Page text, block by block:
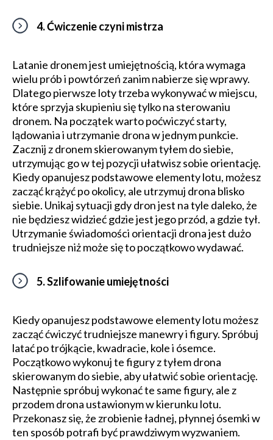
4. Ćwiczenie czyni mistrza
Latanie dronem jest umiejętnością, która wymaga
wielu prób i powtórzeń zanim nabierze się wprawy.
Dlatego pierwsze loty trzeba wykonywać w miejscu,
które sprzyja skupieniu się tylko na sterowaniu
dronem. Na początek warto poćwiczyć starty,
lądowania i utrzymanie drona w jednym punkcie.
Zacznij z dronem skierowanym tyłem do siebie,
utrzymując go w tej pozycji ułatwisz sobie orientację.
Kiedy opanujesz podstawowe elementy lotu, możesz
zacząć krążyć po okolicy, ale utrzymuj drona blisko
siebie. Unikaj sytuacji gdy dron jest na tyle daleko, że
nie będziesz widzieć gdzie jest jego przód, a gdzie tył.
Utrzymanie świadomości orientacji drona jest dużo
trudniejsze niż może się to początkowo wydawać.
5. Szlifowanie umiejętności
Kiedy opanujesz podstawowe elementy lotu możesz
zacząć ćwiczyć trudniejsze manewry i figury. Spróbuj
latać po trójkącie, kwadracie, kole i ósemce.
Początkowo wykonuj te figury z tyłem drona
skierowanym do siebie, aby ułatwić sobie orientację.
Następnie spróbuj wykonać te same figury, ale z
przodem drona ustawionym w kierunku lotu.
Przekonasz się, że zrobienie ładnej, płynnej ósemki w
ten sposób potrafi być prawdziwym wyzwaniem.